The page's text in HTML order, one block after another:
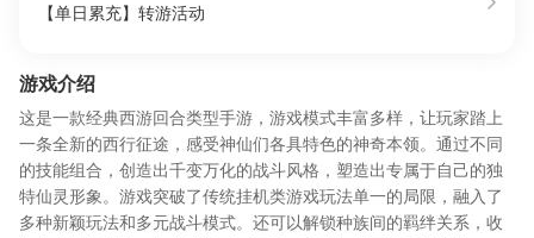
【单日累充】转游活动
游戏介绍
这是一款经典西游回合类型手游，游戏模式丰富多样，让玩家踏上
一条全新的西行征途，感受神仙们各具特色的神奇本领。通过不同
的技能组合，创造出千变万化的战斗风格，塑造出专属于自己的独
特仙灵形象。游戏突破了传统挂机类游戏玩法单一的局限，融入了
多种新颖玩法和多元战斗模式。还可以解锁种族间的羁绊关系，收